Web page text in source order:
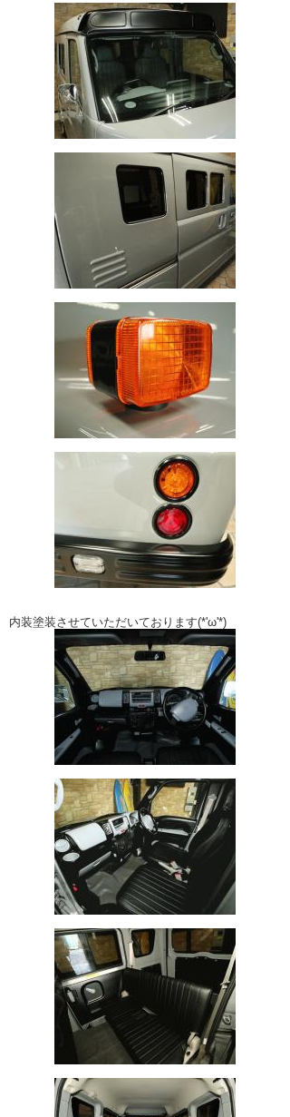
内装塗装させていただいております(*'ω'*)